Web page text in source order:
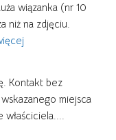
wiązanka (nr 10
niż na zdjęciu.
Kontakt bez
miejsca